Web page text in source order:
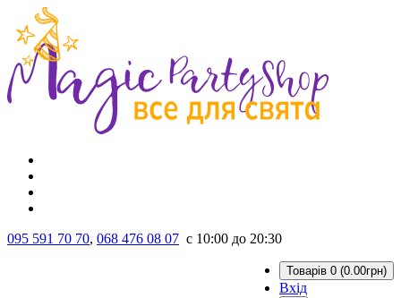
095 591 70 70, 068 476 08 07 с 10:00 до 20:30
Товарів 0 (0.00грн)
Вхід